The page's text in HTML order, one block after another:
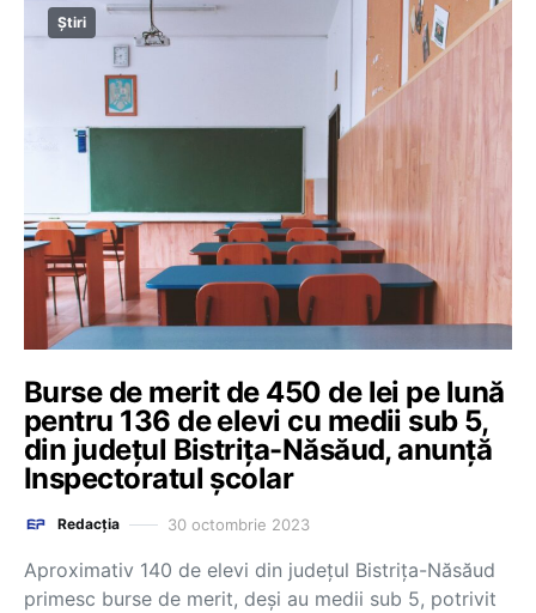
Știri
Burse de merit de 450 de lei pe lună
pentru 136 de elevi cu medii sub 5,
din județul Bistrița-Năsăud, anunță
Inspectoratul școlar
Redacția 30 octombrie 2023
Aproximativ 140 de elevi din judeţul Bistriţa-Năsăud
primesc burse de merit, deşi au medii sub 5, potrivit